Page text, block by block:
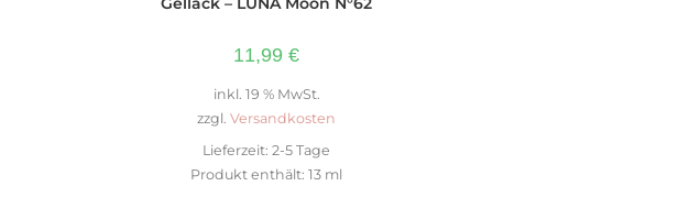
11,99 €
inkl. 19 % MwSt.
zzgl. Versandkosten
Lieferzeit: 2-5 Tage
Produkt enthält: 13 ml